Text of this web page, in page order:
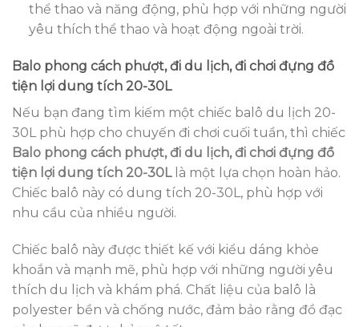
thể thao và năng động, phù hợp với những người
yêu thích thể thao và hoạt động ngoài trời.
Balo phong cách phượt, đi du lịch, đi chơi đựng đồ
tiện lợi dung tích 20-30L
Nếu bạn đang tìm kiếm một chiếc balô du lịch 20-
30L phù hợp cho chuyến đi chơi cuối tuần, thì chiếc
Balo phong cách phượt, đi du lịch, đi chơi đựng đồ
tiện lợi dung tích 20-30Llà một lựa chọn hoàn hảo.
Chiếc balô này có dung tích 20-30L, phù hợp với
nhu cầu của nhiều người.
Chiếc balô này được thiết kế với kiểu dáng khỏe
khoắn và mạnh mẽ, phù hợp với những người yêu
thích du lịch và khám phá. Chất liệu của balô là
polyester bền và chống nước, đảm bảo rằng đồ đạc